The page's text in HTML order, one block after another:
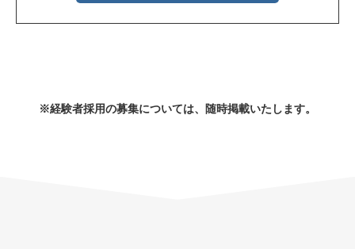
※経験者採用の募集については、随時掲載いたします。